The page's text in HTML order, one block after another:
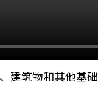
筑物和其他基础